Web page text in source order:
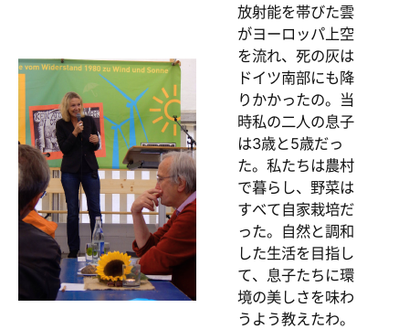
放射能を帯びた雲
がヨーロッパ上空
を流れ、死の灰は
ドイツ南部にも降
りかかったの。当
時私の二人の息子
は3歳と5歳だっ
た。私たちは農村
で暮らし、野菜は
すべて自家栽培だ
った。自然と調和
した生活を目指し
て、息子たちに環
境の美しさを味わ
うよう教えたわ。